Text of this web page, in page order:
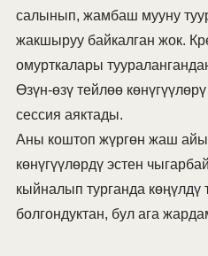
салынып, жамбаш мууну
жакшыруу байкалган жок.
омурткалары
Өзүн-өзү тейлөө
сессия аяктады.
Аны коштоп жүргөн жаш
көнүгүүлөрдү эстен
кыйналып турганда көңүлдү
болгондуктан, бул ага